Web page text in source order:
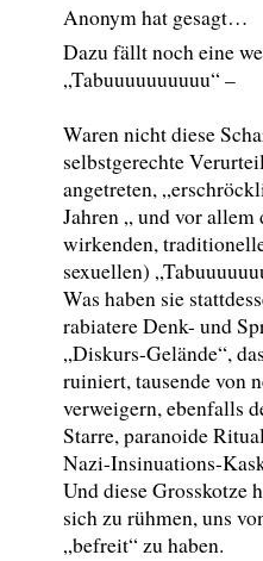
Anonym hat gesagt…
Dazu fällt noch eine
„Tabuuuuuuuuuu“ –
Waren nicht diese
selbstgerechte
angetreten,
Jahren „ und vor
wirkenden,
sexuellen)
Was haben sie
rabiatere Denk- und
„Diskurs-Gelände“,
ruiniert, tausende von
verweigern, ebenfalls
Starre, paranoide
Nazi-Insinuations-
Und diese Grosskotze
sich zu rühmen, uns
„befreit“ zu haben.